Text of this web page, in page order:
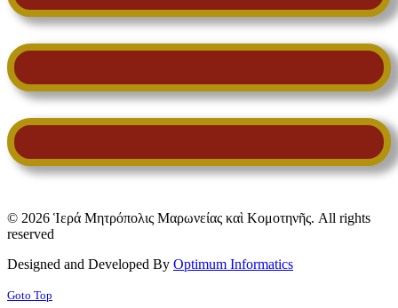
© 2026 Ἱερά Μητρόπολις Μαρωνείας καὶ Κομοτηνῆς. All rights
reserved
Designed and Developed By Optimum Informatics
Goto Top